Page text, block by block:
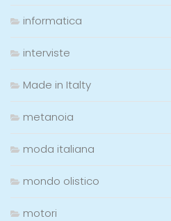
informatica
interviste
Made in Italty
metanoia
moda italiana
mondo olistico
motori